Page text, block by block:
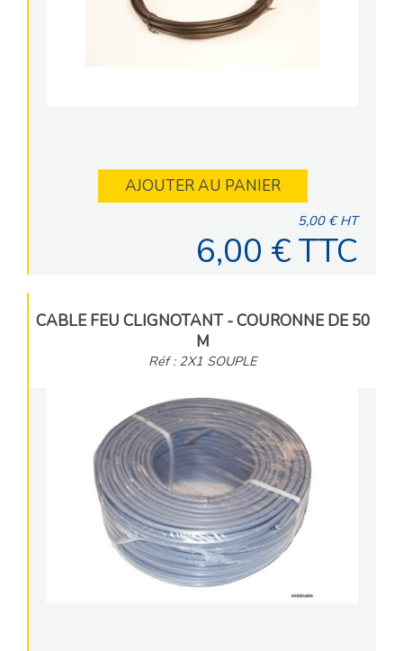
AJOUTER AU PANIER
5,00 € HT
6,00 € TTC
CABLE FEU CLIGNOTANT - COURONNE DE 50
M
Réf : 2X1 SOUPLE